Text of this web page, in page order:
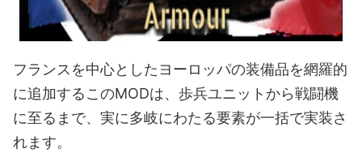
フランスを中心としたヨーロッパの装備品を網羅的
に追加するこのMODは、歩兵ユニットから戦闘機
に至るまで、実に多岐にわたる要素が一括で実装さ
れます。